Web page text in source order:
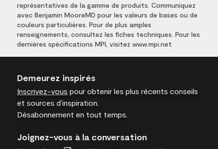
représentatives de la gamme de produits. Communiquez
avec Benjamin MooreMD pour les valeurs de bases ou de
couleurs particulières. Pour de plus amples
renseignements, consultez les fiches techniques. Pour les
dernières spécifications MPI, visitez www.mpi.net
Demeurez inspirés
Inscrivez-vous pour obtenir les plus récents conseils
et sources d’inspiration.
Désabonnement en tout temps.
Joignez-vous à la conversation